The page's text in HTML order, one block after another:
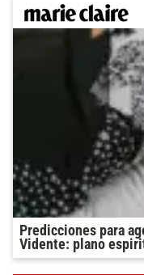
Predicciones para
Vidente: plano